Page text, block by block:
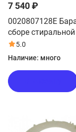
7 540 ₽
0020807128E
сборе
Haier
5.0
Наличие: много